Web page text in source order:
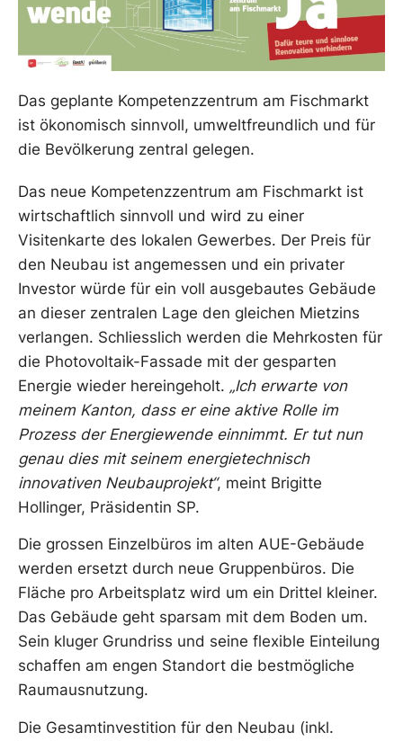
Das geplante Kompetenzzentrum am Fischmarkt
ist ökonomisch sinnvoll, umweltfreundlich und für
die Bevölkerung zentral gelegen.
Das neue Kompetenzzentrum am Fischmarkt ist
wirtschaftlich sinnvoll und wird zu einer
Visitenkarte des lokalen Gewerbes. Der Preis für
den Neubau ist angemessen und ein privater
Investor würde für ein voll ausgebautes Gebäude
an dieser zentralen Lage den gleichen Mietzins
verlangen. Schliesslich werden die Mehrkosten für
die Photovoltaik-Fassade mit der gesparten
Energie wieder hereingeholt. „Ich erwarte von
meinem Kanton, dass er eine aktive Rolle im
Prozess der Energiewende einnimmt. Er tut nun
genau dies mit seinem energietechnisch
innovativen Neubauprojekt“, meint Brigitte
Hollinger, Präsidentin SP.
Die grossen Einzelbüros im alten AUE-Gebäude
werden ersetzt durch neue Gruppenbüros. Die
Fläche pro Arbeitsplatz wird um ein Drittel kleiner.
Das Gebäude geht sparsam mit dem Boden um.
Sein kluger Grundriss und seine flexible Einteilung
schaffen am engen Standort die bestmögliche
Raumausnutzung.
Die Gesamtinvestition für den Neubau (inkl.